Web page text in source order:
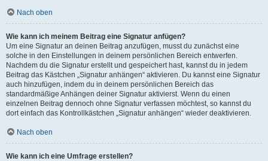
Nach oben
Wie kann ich meinem Beitrag eine Signatur anfügen?
Um eine Signatur an deinen Beitrag anzufügen, musst du zunächst eine
solche in den Einstellungen in deinem persönlichen Bereich entwerfen.
Nachdem du die Signatur erstellt und gespeichert hast, kannst du in jedem
Beitrag das Kästchen „Signatur anhängen“ aktivieren. Du kannst eine Signatur
auch hinzufügen, indem du in deinem persönlichen Bereich das
standardmäßige Anhängen deiner Signatur aktivierst. Wenn du einen
einzelnen Beitrag dennoch ohne Signatur verfassen möchtest, so kannst du
dort einfach das Kontrollkästchen „Signatur anhängen“ wieder deaktivieren.
Nach oben
Wie kann ich eine Umfrage erstellen?